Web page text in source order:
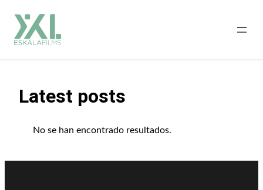
Latest posts
No se han encontrado resultados.